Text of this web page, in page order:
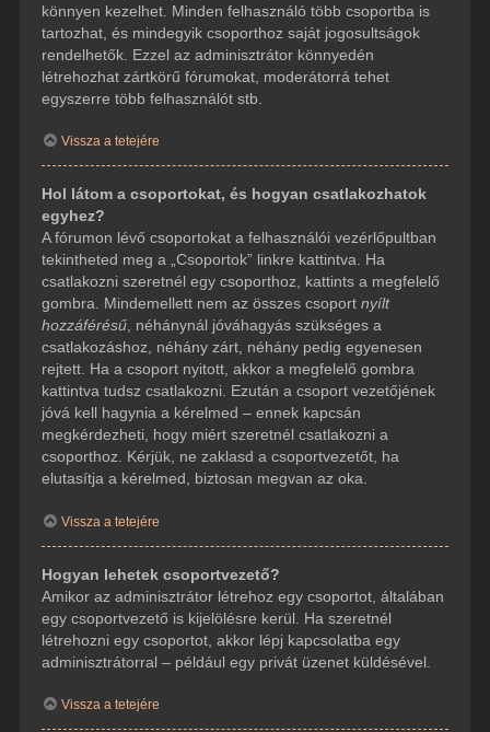
könnyen kezelhet. Minden felhasználó több csoportba is
tartozhat, és mindegyik csoporthoz saját jogosultságok
rendelhetők. Ezzel az adminisztrátor könnyedén
létrehozhat zártkörű fórumokat, moderátorrá tehet
egyszerre több felhasználót stb.
Vissza a tetejére
Hol látom a csoportokat, és hogyan csatlakozhatok
egyhez?
A fórumon lévő csoportokat a felhasználói vezérlőpultban
tekintheted meg a „Csoportok” linkre kattintva. Ha
csatlakozni szeretnél egy csoporthoz, kattints a megfelelő
gombra. Mindemellett nem az összes csoport nyílt
hozzáférésű, néhánynál jóváhagyás szükséges a
csatlakozáshoz, néhány zárt, néhány pedig egyenesen
rejtett. Ha a csoport nyitott, akkor a megfelelő gombra
kattintva tudsz csatlakozni. Ezután a csoport vezetőjének
jóvá kell hagynia a kérelmed – ennek kapcsán
megkérdezheti, hogy miért szeretnél csatlakozni a
csoporthoz. Kérjük, ne zaklasd a csoportvezetőt, ha
elutasítja a kérelmed, biztosan megvan az oka.
Vissza a tetejére
Hogyan lehetek csoportvezető?
Amikor az adminisztrátor létrehoz egy csoportot, általában
egy csoportvezető is kijelölésre kerül. Ha szeretnél
létrehozni egy csoportot, akkor lépj kapcsolatba egy
adminisztrátorral – például egy privát üzenet küldésével.
Vissza a tetejére